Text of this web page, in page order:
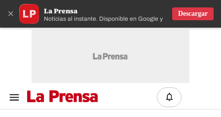
× La Prensa
Noticias al instante. Disponible en Google y IOS
Descargar